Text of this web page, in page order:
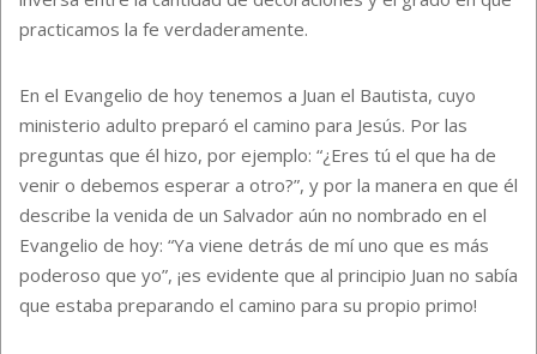
practicamos la fe verdaderamente.
En el Evangelio de hoy tenemos a Juan el Bautista, cuyo
ministerio adulto preparó el camino para Jesús. Por las
preguntas que él hizo, por ejemplo: “¿Eres tú el que ha de
venir o debemos esperar a otro?”, y por la manera en que él
describe la venida de un Salvador aún no nombrado en el
Evangelio de hoy: “Ya viene detrás de mí uno que es más
poderoso que yo”, ¡es evidente que al principio Juan no sabía
que estaba preparando el camino para su propio primo!